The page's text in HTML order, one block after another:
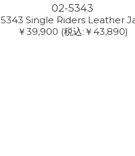
02-5343
Single Riders Leather
￥39,900 (税込:￥43,890)